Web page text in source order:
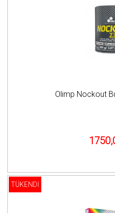
Olimp Nockout
TÜKENDİ